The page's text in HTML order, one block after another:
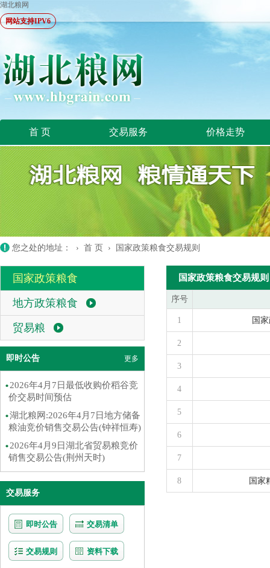
湖北粮网
网站支持IPV6
首 页 交易服务 价格走势
您之处的地址： › 首 页 › 国家政策粮食交易规则
国家政策粮食
地方政策粮食
贸易粮
即时公告 更多
2026年4月7日最低收购价稻谷竞
价交易时间预估
湖北粮网:2026年4月7日地方储备
粮油竞价销售交易公告(钟祥恒寿)
2026年4月9日湖北省贸易粮竞价
销售交易公告(荆州天时)
交易服务
即时公告 交易清单
交易规则 资料下载
国家政策粮食交易规则
序号
1 国
2
3
4
5
6
7
8 国家